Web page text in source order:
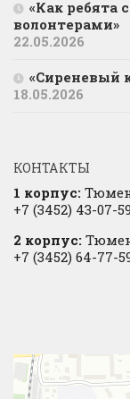
«Как ребята
волонтерами»
22.05.2026
«Сиреневый
18.05.2026
КОНТАКТЫ
1 корпус:
+7 (3452) 43-07-
2 корпус:
+7 (3452) 64-77-